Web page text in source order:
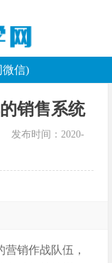
信)
销售系统
布时间：2020-
销作战队伍，